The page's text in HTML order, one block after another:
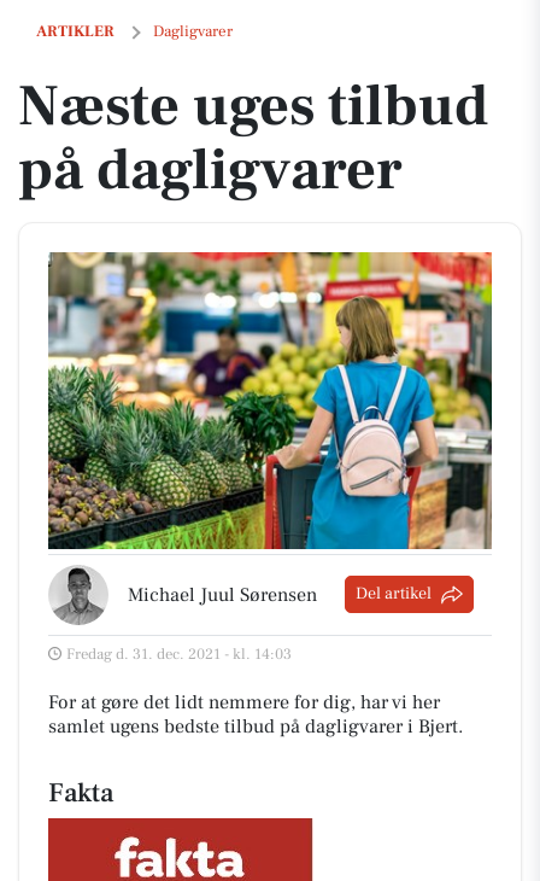
ARTIKLER Dagligvarer
Næste uges tilbud på dagligvarer
Næste uges tilbud
på dagligvarer
Michael Juul Sørensen Del artikel
Fredag d. 31. dec. 2021 - kl. 14:03
For at gøre det lidt nemmere for dig, har vi her
samlet ugens bedste tilbud på dagligvarer i Bjert.
Fakta